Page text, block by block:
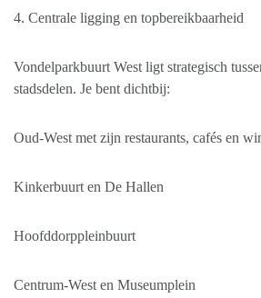
4. Centrale ligging en topbereikbaarheid
Vondelparkbuurt West ligt strategisch
stadsdelen. Je bent dichtbij:
Oud-West met zijn restaurants, cafés en
Kinkerbuurt en De Hallen
Hoofddorppleinbuurt
Centrum-West en Museumplein